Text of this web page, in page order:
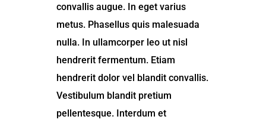
convallis augue. In eget varius
metus. Phasellus quis malesuada
nulla. In ullamcorper leo ut nisl
hendrerit fermentum. Etiam
hendrerit dolor vel blandit convallis.
Vestibulum blandit pretium
pellentesque. Interdum et